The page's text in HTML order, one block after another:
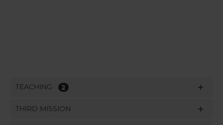
TEACHING 2
THIRD MISSION